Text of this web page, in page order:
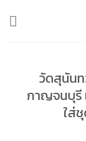
วัดสุนัน
กาญจนบุรี
ใส่